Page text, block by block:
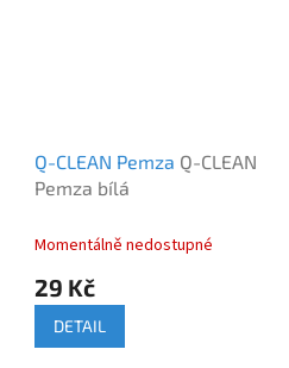
Q-CLEAN Pemza Q-CLEAN
Pemza bílá
Momentálně nedostupné
29 Kč
DETAIL